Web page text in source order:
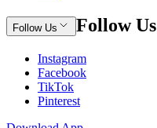
Follow Us Follow Us
Instagram
Facebook
TikTok
Pinterest